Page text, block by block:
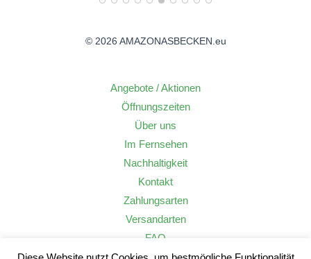
© 2026 AMAZONASBECKEN.eu
Angebote / Aktionen
Öffnungszeiten
Über uns
Im Fernsehen
Nachhaltigkeit
Kontakt
Zahlungsarten
Versandarten
FAQ
Widerrufsrecht